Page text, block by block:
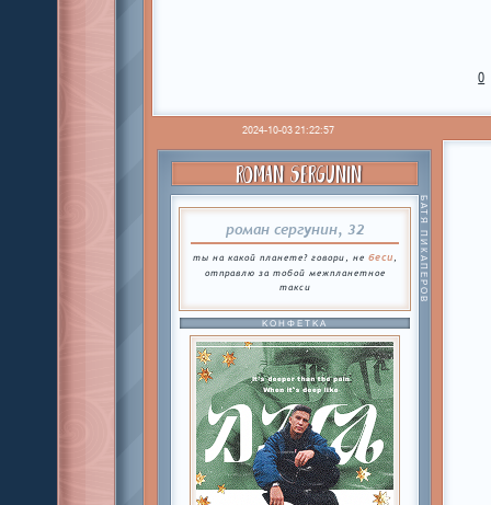
0
2024-10-03 21:22:57
ROMAN SERGUNIN
роман сергунин, 32
ты на какой планете? говори, не беси
отправлю за тобой межпланетное
такси
БАТЯ ПИКАПЕРОВ
КОНФЕТКА